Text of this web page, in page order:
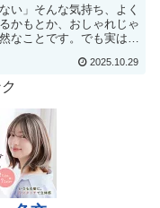
い」そんな気持ち、よく
かもとか、おしゃれじゃ
なことです。でも実は、
2025.10.29